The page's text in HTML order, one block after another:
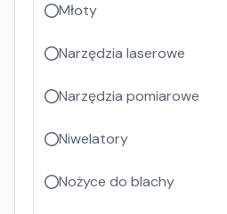
Młoty
Narzędzia laserowe
Narzędzia pomiarowe
Niwelatory
Nożyce do blachy